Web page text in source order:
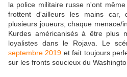
la police militaire russe n'ont
frottent d'ailleurs les mains car,
plusieurs joueurs, chaque menace/
Kurdes américanisés à être plus
loyalistes dans le Rojava. Le
septembre 2019 et fait toujours
sur les fronts soucieux du